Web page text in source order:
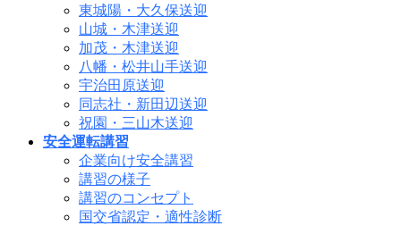
東城陽・大久保送迎
山城・木津送迎
加茂・木津送迎
八幡・松井山手送迎
宇治田原送迎
同志社・新田辺送迎
祝園・三山木送迎
安全運転講習
企業向け安全講習
講習の様子
講習のコンセプト
国交省認定・適性診断